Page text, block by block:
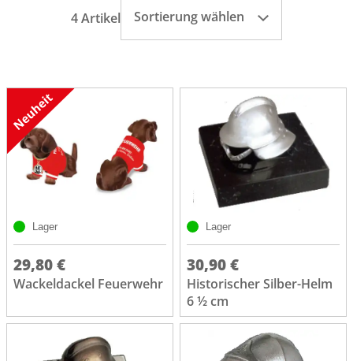
4 Artikel Sortierung wählen
Lager
29,80 €
Wackeldackel Feuerwehr
Lager
30,90 €
Historischer Silber-Helm
6 ½ cm